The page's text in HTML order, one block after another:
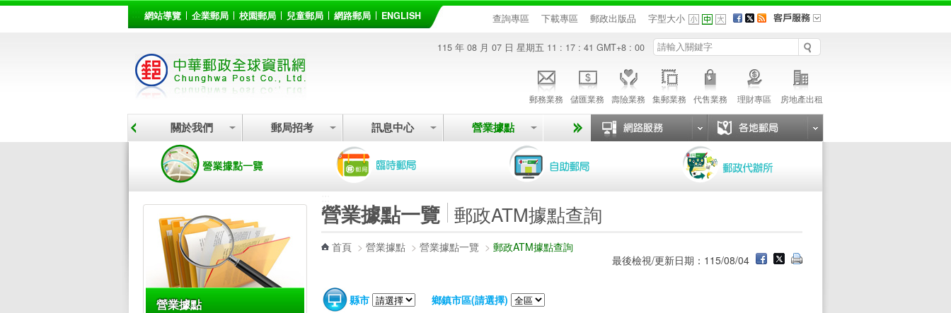
::: 網站導覽 企業郵局 校園郵局 兒童郵局 網路郵局 ENGLISH 查詢專區 下載專區 郵政出版品 字型大小
115 年 08 月 07 日 星期五 11 : 17 : 41 GMT+8 : 00
郵務業務 儲匯業務 壽險業務 集郵業務 代售業務 理財專區 房地產出租
關於我們 郵局招考 訊息中心 營業據點
營業據點
營業據點一覽 郵政ATM據點查詢
首頁 > 營業據點 > 營業據點一覽 > 郵政ATM據點查詢
最後檢視/更新日期：115/08/04
縣市
鄉鎮市區(請選擇)